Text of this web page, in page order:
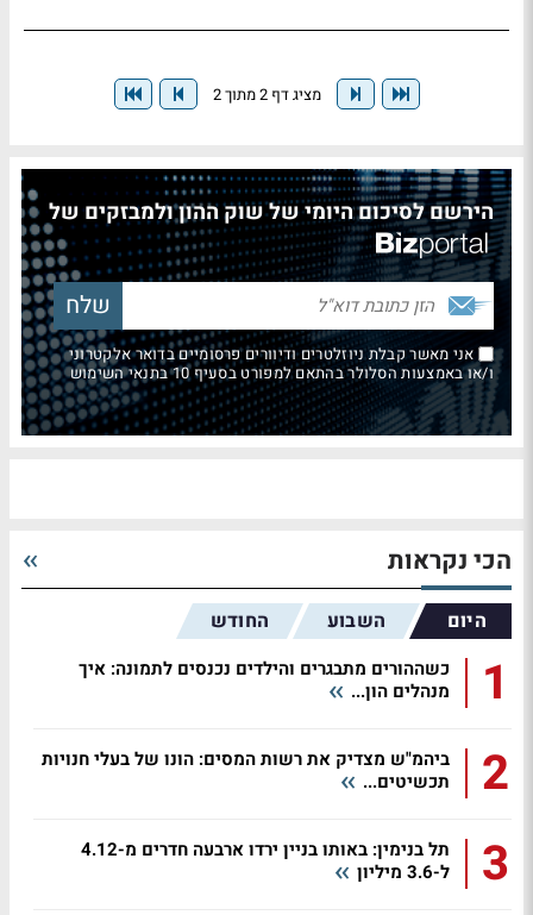
מציג דף 2 מתוך 2
הירשם לסיכום היומי של שוק ההון ולמבזקים של
אני מאשר קבלת ניוזלטרים ודיוורים פרסומיים בדואר אלקטרוני
ו/או באמצעות הסלולר בהתאם למפורט בסעיף 10 בתנאי השימוש
הכי נקראות
היום השבוע החודש
1
כשההורים מתבגרים והילדים נכנסים לתמונה: איך
מנהלים הון...
2
ביהמ"ש מצדיק את רשות המסים: הונו של בעלי חנויות
תכשיטים...
3
תל בנימין: באותו בניין ירדו ארבעה חדרים מ-4.12
ל-3.6 מיליון